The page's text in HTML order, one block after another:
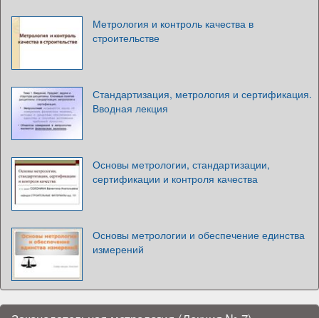
Метрология и контроль качества в
строительстве
Стандартизация, метрология и сертификация.
Вводная лекция
Основы метрологии, стандартизации,
сертификации и контроля качества
Основы метрологии и обеспечение единства
измерений